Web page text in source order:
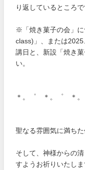
り返しているところ
※「焼き菓子の会」
class)」、または
講日と、新設「焼き
い。
＊。゜ ＊。゜ ＊。
聖なる雰囲気に満ち
そして、神様からの
すようお祈りいたしま